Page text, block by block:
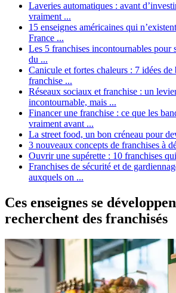
Laveries automatiques : avant
vraiment ...
15 enseignes américaines qui
France ...
Les 5 franchises incontournables pour
du ...
Canicule et fortes chaleurs : 7 idées de
franchise ...
Réseaux sociaux et franchise : un
incontournable, mais ...
Financer une franchise : ce que les
vraiment avant ...
La street food, un bon créneau pour
3 nouveaux concepts de franchises à
Ouvrir une supérette : 10 franchises
Franchises de sécurité et de
auxquels on ...
Ces enseignes se
recherchent des franchisés